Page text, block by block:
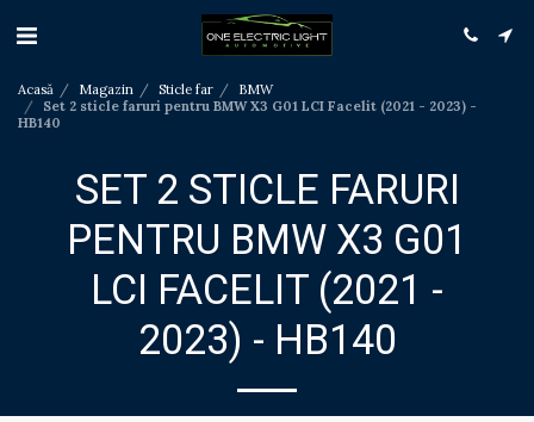
Acasă Magazin Sticle far
BMW
Set 2 sticle faruri pentru BMW X3 G01 LCI Facelit (2021 - 2023) -
HB140
SET 2 STICLE FARURI
PENTRU BMW X3 G01
LCI FACELIT (2021 -
2023) - HB140